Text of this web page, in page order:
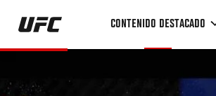
Pasar
contenido
CONTENIDO DESTACADO